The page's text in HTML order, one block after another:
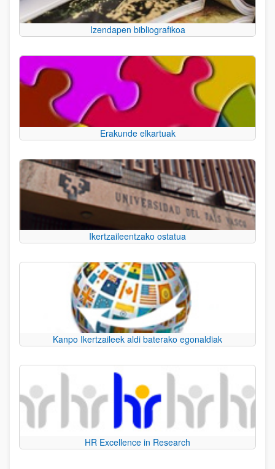
Izendapen bibliografikoa
Erakunde elkartuak
Ikertzaileentzako ostatua
Kanpo Ikertzaileek aldi baterako egonaldiak
HR Excellence in Research